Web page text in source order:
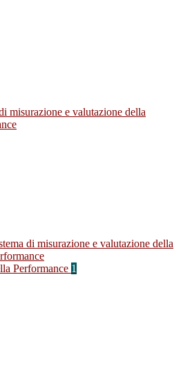
misurazione e valutazione della
di misurazione e valutazione della
Performance 1